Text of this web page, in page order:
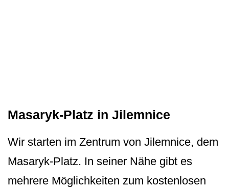
Masaryk-Platz in Jilemnice
Wir starten im Zentrum von Jilemnice, dem
Masaryk-Platz. In seiner Nähe gibt es
mehrere Möglichkeiten zum kostenlosen